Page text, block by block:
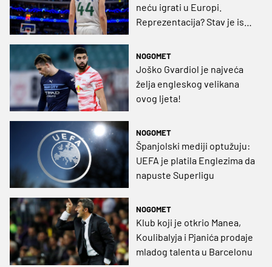
neću igrati u Europi.
Reprezentacija? Stav je isti
NOGOMET
Joško Gvardiol je najveća
želja engleskog velikana
ovog ljeta!
NOGOMET
Španjolski mediji optužuju:
UEFA je platila Englezima da
napuste Superligu
NOGOMET
Klub koji je otkrio Manea,
Koulibalyja i Pjanića prodaje
mladog talenta u Barcelonu